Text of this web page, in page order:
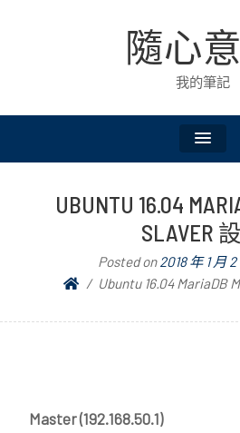
隨心
我的筆記
UBUNTU 16.04
SLAVER
Posted on2018 年 1 月 2
Ubuntu 16.04 MariaDB
Master (192.168.50.1)